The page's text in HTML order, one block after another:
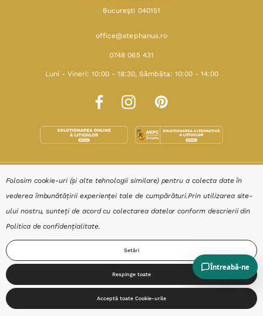
Bucureşti 040151
office@stephanus.ro
0748 065 431
Luni - Vineri: 10:00 - 18:30, Sâmbăta: 10:00 - 14:00
SHOP
RESURSE
AJUTOR
DESPRE
Start Produse
Coș
Caută Cont
Folosim cookie-uri (și alte tehnologii similare) pentru a colecta date în
vederea îmbunătățirii experienței tale de cumpărături.Prin utilizarea site-
ului nostru, sunteți de acord cu colectarea datelor conform descrierii din
Politica de confidențialitate.
Setări
Respinge toate
Acceptă toate Cookie-urile